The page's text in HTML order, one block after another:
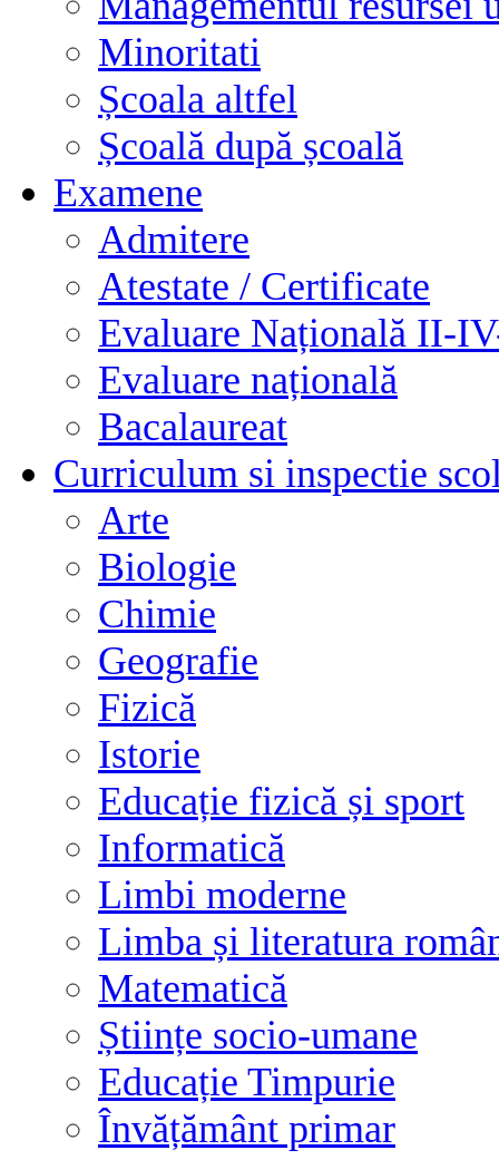
Minoritati
Școala altfel
Școală după școală
Examene
Admitere
Atestate / Certificate
Evaluare Națională II-
Evaluare națională
Bacalaureat
Curriculum si inspectie
Arte
Biologie
Chimie
Geografie
Fizică
Istorie
Educație fizică și sport
Informatică
Limbi moderne
Limba și literatura
Matematică
Științe socio-umane
Educație Timpurie
Învățământ primar